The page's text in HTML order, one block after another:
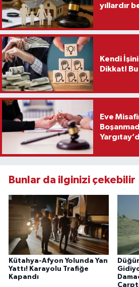
yıllardır
Kendi
Dikkat!
Eve
Bunlar da ilginizi çekebilir
Kütahya-Afyon Yolunda Yan
Yattı! Karayolu Trafiğe
Kapandı